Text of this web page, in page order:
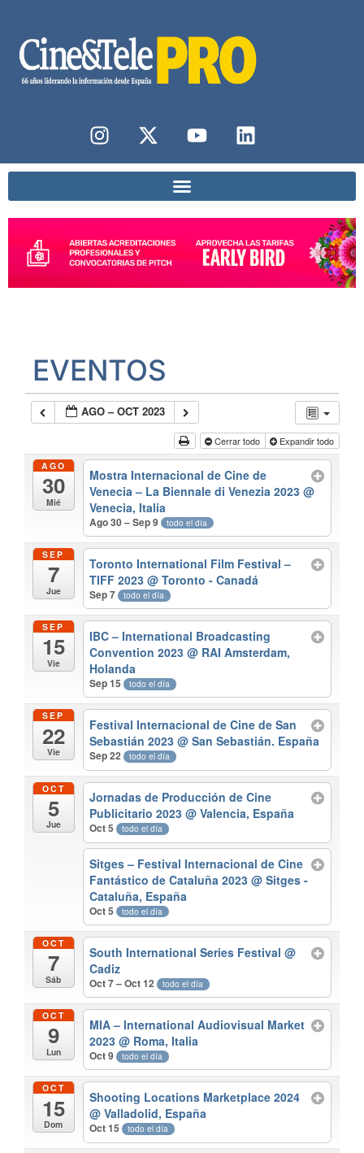
EVENTOS
AGO – OCT 2023
Cerrar todo Expandir todo
AGO
30
Mié
Mostra Internacional de Cine de
Venecia – La Biennale di Venezia 2023@
Venecia, Italia
Ago 30 – Sep 9 todo el día
SEP
7
Jue
Toronto International Film Festival –
TIFF 2023@ Toronto - Canadá
Sep 7 todo el día
SEP
15
Vie
IBC – International Broadcasting
Convention 2023@ RAI Amsterdam,
Holanda
Sep 15 todo el día
SEP
22
Vie
Festival Internacional de Cine de San
Sebastián 2023@ San Sebastián. España
Sep 22 todo el día
OCT
5
Jue
Jornadas de Producción de Cine
Publicitario 2023@ Valencia, España
Oct 5 todo el día
Sitges – Festival Internacional de Cine
Fantástico de Cataluña 2023@ Sitges -
Cataluña, España
Oct 5 todo el día
OCT
7
Sáb
South International Series Festival@
Cadiz
Oct 7 – Oct 12 todo el día
OCT
9
Lun
MIA – International Audiovisual Market
2023@ Roma, Italia
Oct 9 todo el día
OCT
15
Dom
Shooting Locations Marketplace 2024
@ Valladolid, España
Oct 15 todo el día